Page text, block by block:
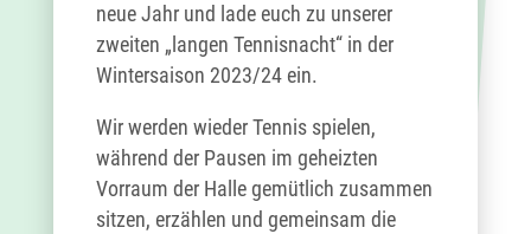
neue Jahr und lade euch zu unserer
zweiten „langen Tennisnacht“ in der
Wintersaison 2023/24 ein.
Wir werden wieder Tennis spielen,
während der Pausen im geheizten
Vorraum der Halle gemütlich zusammen
sitzen, erzählen und gemeinsam die